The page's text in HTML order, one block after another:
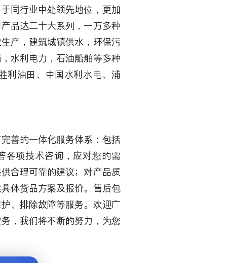
同行业中处领先地位，更加
品达二十大系列，一万多种
产，建筑城镇供水，环保污
水利电力，石油船舶等多种
利油田、中国水利水电、浦
善的一体化服务体系：包括
各项技术咨询，应对您的需
合理可靠的建议；对产品质
体货品方案及报价。售后包
、排除故障等服务。欢迎广
，我们将不断的努力，为您